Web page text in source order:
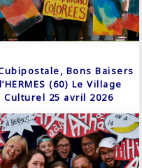
Bons Baisers
(60) Le Village
Culturel 25 avril 2026